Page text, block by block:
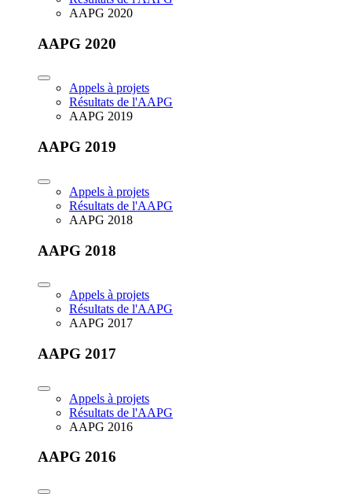
AAPG 2020
AAPG 2020
Appels à projets
Résultats de l'AAPG
AAPG 2019
AAPG 2019
Appels à projets
Résultats de l'AAPG
AAPG 2018
AAPG 2018
Appels à projets
Résultats de l'AAPG
AAPG 2017
AAPG 2017
Appels à projets
Résultats de l'AAPG
AAPG 2016
AAPG 2016